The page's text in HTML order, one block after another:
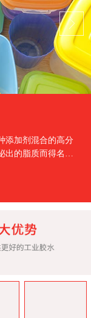
添加剂混合的高分
出的脂质而得名，